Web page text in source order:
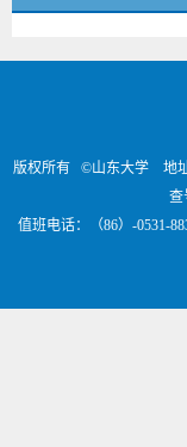
版权所有 ©山东大学 地
查
值班电话：（86）-